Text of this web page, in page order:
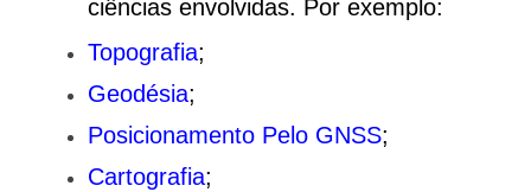
ciências envolvidas. Por exemplo:
Topografia;
Geodésia;
Posicionamento Pelo GNSS;
Cartografia;